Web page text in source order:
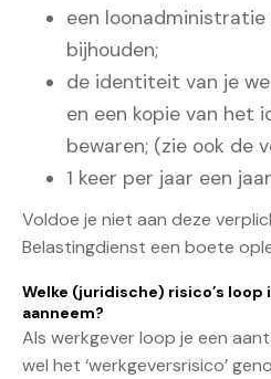
een
bijhouden;
de identiteit van je
en een kopie van het
bewaren; (zie ook de
1 keer per jaar een
Voldoe je niet aan deze
Belastingdienst een boete
Welke (juridische) risico’s loop
aanneem?
Als werkgever loop je een
wel het ‘werkgeversrisico’